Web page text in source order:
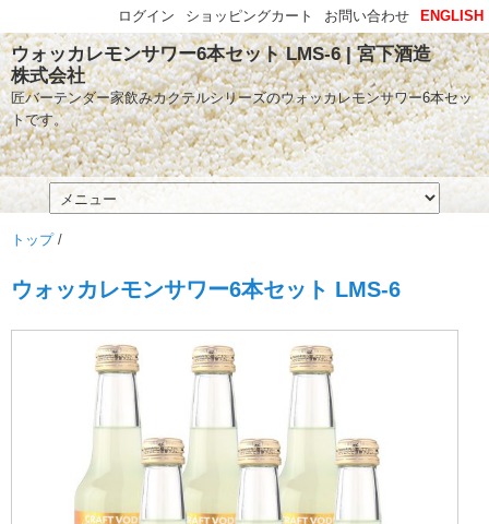
ウォッカレモンサワー6本セット LMS-6 | 宮下酒造
株式会社
匠バーテンダー家飲みカクテルシリーズのウォッカレモンサワー6本セッ
トです。
トップ/
ウォッカレモンサワー6本セット LMS-6
ENGLISH
お問い合わせ
ショッピングカート
ログイン